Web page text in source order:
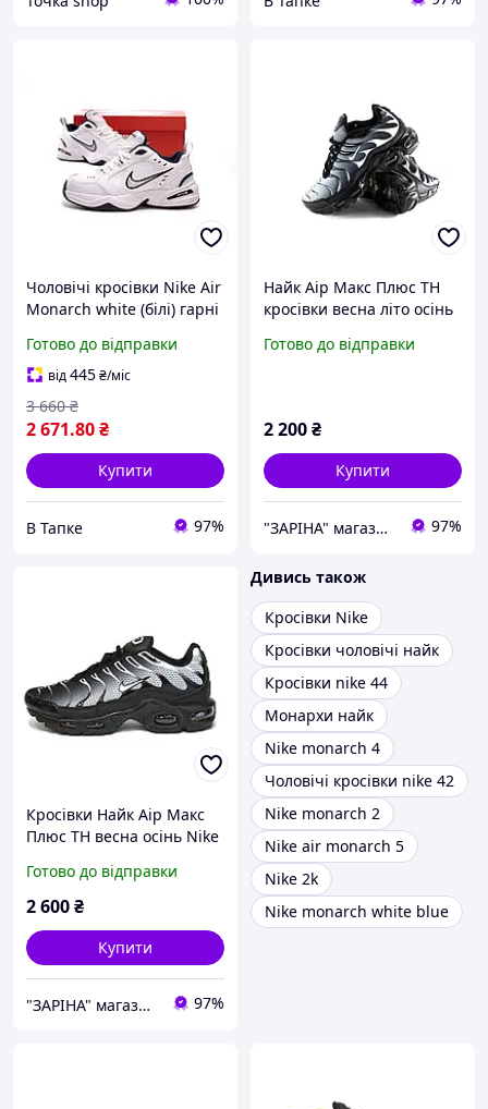
Чоловічі кросівки Nike Air
Monarch white (білі) гарні
Y11888М
Готово до відправки
від445₴/міс
2 671.80₴
3 660 ₴
Купити
В Тапке 97%
Найк Аір Макс Плюс ТН
кросівки весна літо осінь
кросівки унісексз 36 по
Готово до відправки
2 200₴
Купити
"ЗАРІНА" магазин спортивного взуття 97%
Кросівки Найк Аір Макс
Плюс ТН весна осінь Nike
унісекс з 36 по 41р
Готово до відправки
2 600₴
Купити
"ЗАРІНА" магазин спортивного взуття 97%
Дивись також
Кросівки Nike
Кросівки чоловічі найк
Кросівки nike 44
Монархи найк
Nike monarch 4
Чоловічі кросівки nike 42
Nike monarch 2
Nike air monarch 5
Nike 2k
Nike monarch white blue